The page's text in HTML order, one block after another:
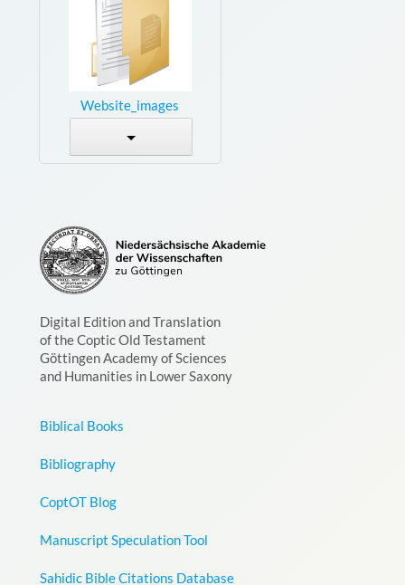
Website_images
Digital Edition and Translation
of the Coptic Old Testament
Göttingen Academy of Sciences
and Humanities in Lower Saxony
Biblical Books
Bibliography
CoptOT Blog
Manuscript Speculation Tool
Sahidic Bible Citations Database